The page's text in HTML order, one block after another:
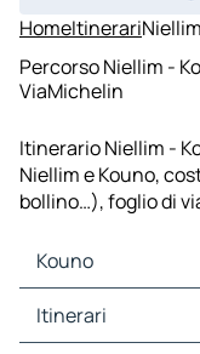
HomeItinerari
Percorso Niellim -
ViaMichelin
Itinerario Niellim -
Niellim e Kouno,
bollino…), foglio di
Kouno
Kouno Mappe
Kouno Traffico
Itinerari